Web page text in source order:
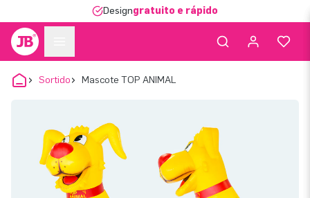
Designgratuito e rápido
Sortido Mascote TOP ANIMAL